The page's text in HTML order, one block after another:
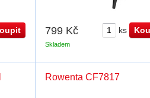
799 Kč ks
Skladem
Rowenta CF7817